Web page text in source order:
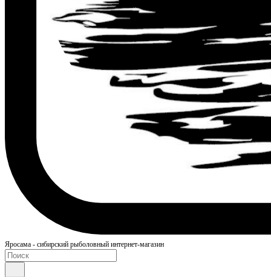
Яросама - сибирский рыболовный интернет-магазин